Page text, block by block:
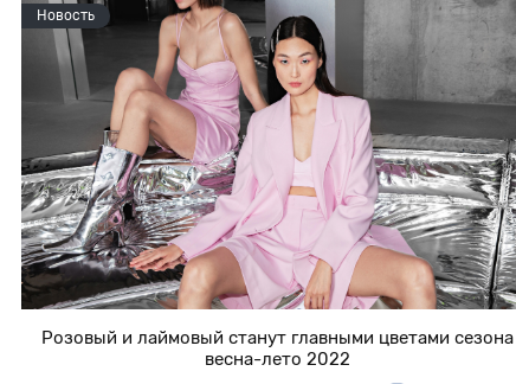
Новость
Розовый и лаймовый станут главными цветами сезона
весна-лето 2022